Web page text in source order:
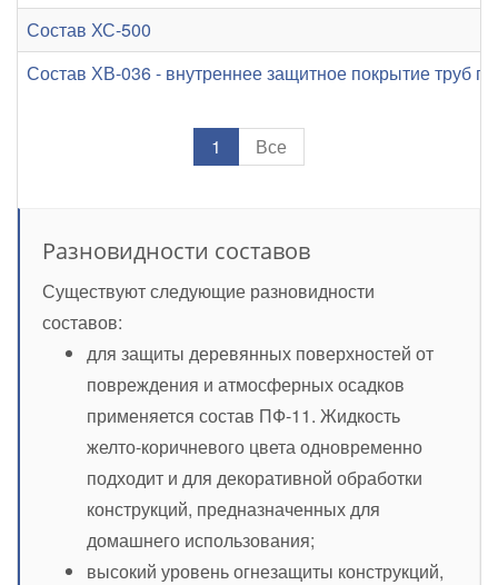
Состав ХС-500
Состав ХВ-036 - внутреннее защитное покрытие труб
1 Все
Разновидности составов
Существуют следующие разновидности
составов:
для защиты деревянных поверхностей от
повреждения и атмосферных осадков
применяется состав ПФ-11. Жидкость
желто-коричневого цвета одновременно
подходит и для декоративной обработки
конструкций, предназначенных для
домашнего использования;
высокий уровень огнезащиты конструкций,